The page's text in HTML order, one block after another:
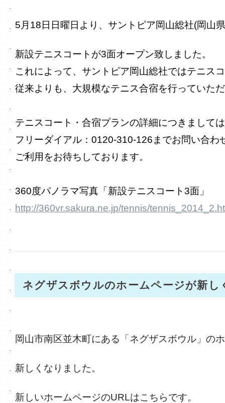
5月18日日曜日より、サントピア岡山総社(岡山
新設テニスコートが3面オープン致しました。
これによって、サントピア岡山総社ではテニス
従来よりも、大規模なテニス合宿を行っていた
テニスコート・合宿プランの詳細につきましては
フリーダイアル：0120-310-126までお問い合わ
ご利用をお待ちしております。
360度パノラマ写真「新設テニスコート3面」
http://360vr.sakura.ne.jp/tennis/
ネグザスボウルのホームページが新し
岡山市南区並木町にある「ネグザスボウル」の
新しくなりました。
新しいホームページのURLはこちらです。